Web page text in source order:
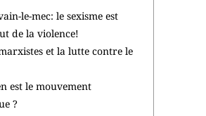
le-mec: le sexisme est
de la violence!
et la lutte contre le
est le mouvement
?